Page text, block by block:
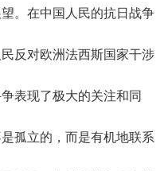
。在中国人民的抗日战争
反对欧洲法西斯国家干涉
表现了极大的关注和同
孤立的，而是有机地联系